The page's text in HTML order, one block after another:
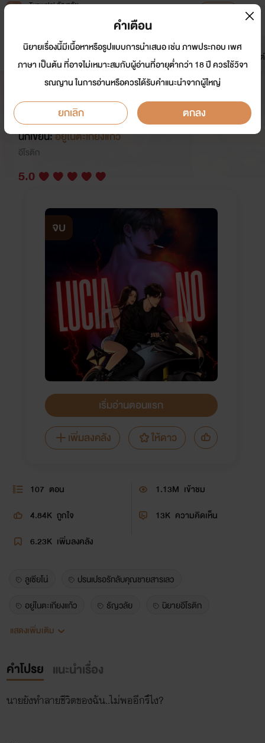
Tunwalai ธัญวลัย
หน้าแรก นิยาย อีบุ๊ก การ์ตูน
มาใหม่
ดรีมแชท ธัญลิสต์
LUCIANO | ปรนเปรอ
รัก(ลับ)คุณชายสารเลว
นักเขียน:อยู่ในตะเกียงแก้ว
อีโรติก
5.0
จบ
เริ่มอ่านตอนแรก
เพิ่มลงคลัง
ให้ดาว
107 ตอน 1.13M เข้าชม
4.84K ถูกใจ 13K ความคิดเห็น
6.23K เพิ่มลงคลัง
ลูเซียโน่
ปรนเปรอรักลับคุณชายสารเลว
อยู่ในตะเกียงแก้ว
ธัญวลัย
นิยายอีโรติก
พระเอกธงดำ
kingofengineering
คิงวิศวะ
แสดงเพิ่มเติม
คำโปรย แนะนำเรื่อง
นายยังทำลายชีวิตของฉัน..ไม่พออีกรึไง?
คำเตือน
นิยายเรื่องนี้มีเนื้อหาหรือรูปแบบการนำเสนอ เช่น ภาพประกอบ เพศ
ภาษา เป็นต้น ที่อาจไม่เหมาะสมกับผู้อ่านที่อายุต่ำกว่า 18 ปี ควรใช้วิจา
รณญาน ในการอ่านหรือควรได้รับคำแนะนำจากผู้ใหญ่
ยกเลิก ตกลง